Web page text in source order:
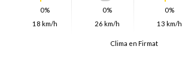
0%
18 km/h
0%
26 km/h
0%
13 km/h
Clima en Firmat